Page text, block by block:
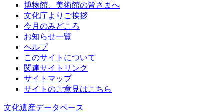
博物館、美術館の皆さまへ
文化庁よりご挨拶
今月のみどころ
お知らせ一覧
ヘルプ
このサイトについて
関連サイトリンク
サイトマップ
サイトのご意見はこちら
文化遺産データベース